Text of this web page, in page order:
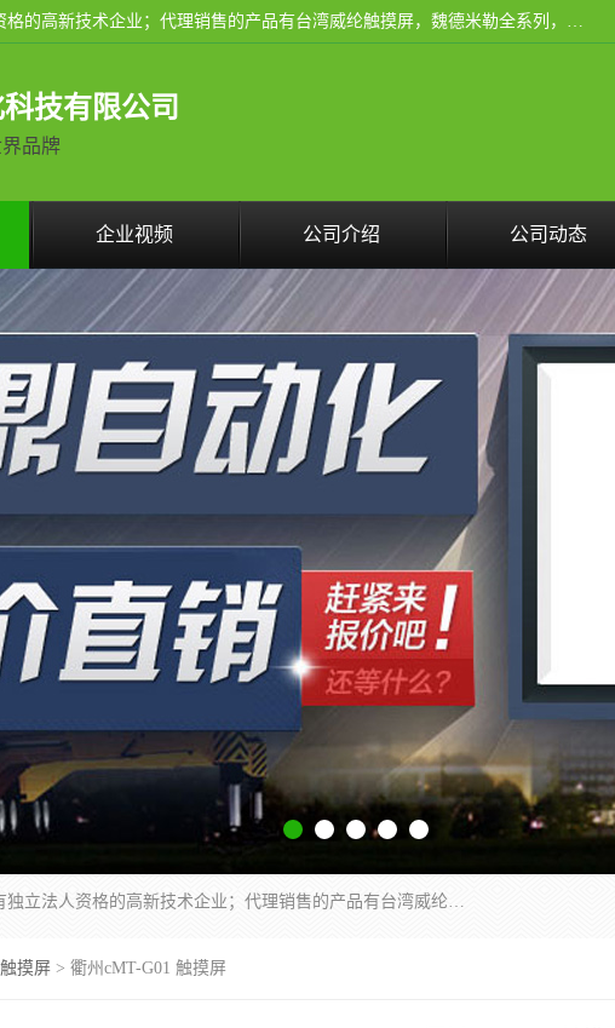
厦门晶鼎自动化科技有限公司是一家具有独立法人资格的高新技术企业；代理销售的产品有台湾威纶触摸屏，魏德米勒全系列，永宏触摸屏,威纶触摸屏,台湾威纶weinview触摸屏,台湾永宏PLC，FATEK,永宏伺服,图儿克总线，施耐德，欧姆龙，西门子，富士变频，K&N蓝系列， BUSSMANN，松下变频器，丹佛斯变频器等。
技有限公司
品牌
企业视频 公司介绍 公司动态
厦门晶鼎自动化科技有限公司是一家具有独立法人资格的高新技术企业；代理销售的产品有台湾威纶触摸屏，魏德米勒全系列，永宏触摸屏,威纶触摸屏,台湾威纶weinview触摸屏,台湾永宏PLC，FATEK,永宏伺服,图儿克总线，施耐德，欧姆龙，西门子，富士变频，K&N蓝系列， BUSSMANN，松下变频器，丹佛斯变频器等。
摸屏 > 衢州cMT-G01 触摸屏